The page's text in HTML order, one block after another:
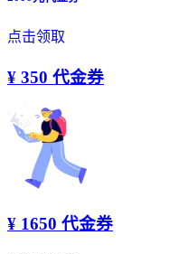
点击领取
¥ 350 代金券
¥ 1650 代金券